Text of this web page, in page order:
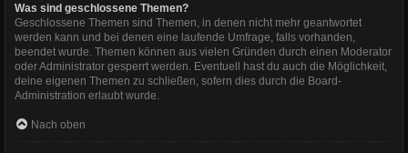
Was sind geschlossene Themen?
Geschlossene Themen sind Themen, in denen nicht mehr geantwortet
werden kann und bei denen eine laufende Umfrage, falls vorhanden,
beendet wurde. Themen können aus vielen Gründen durch einen Moderator
oder Administrator gesperrt werden. Eventuell hast du auch die Möglichkeit,
deine eigenen Themen zu schließen, sofern dies durch die Board-
Administration erlaubt wurde.
Nach oben